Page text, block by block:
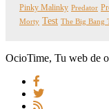
Pinky Malinky Predator
Morty Test The Big Bang
OcioTime, Tu web de